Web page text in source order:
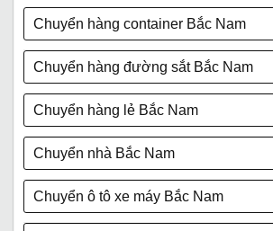
Chuyển hàng container Bắc Nam
Chuyển hàng đường sắt Bắc Nam
Chuyển hàng lẻ Bắc Nam
Chuyển nhà Bắc Nam
Chuyển ô tô xe máy Bắc Nam